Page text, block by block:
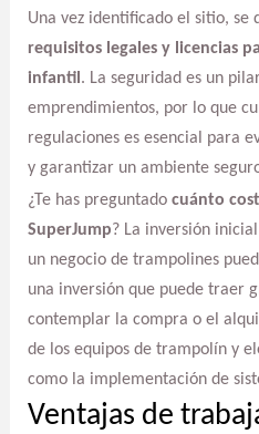
Una vez identificado el sitio, se
requisitos legales y licencias
infantil . La seguridad es un
emprendimientos, por lo que
regulaciones es esencial para
y garantizar un ambiente
¿Te has preguntado cuánto
SuperJump? La inversión
un negocio de trampolines
una inversión que puede traer
contemplar la compra o el
de los equipos de trampolín y
como la implementación de
Ventajas de